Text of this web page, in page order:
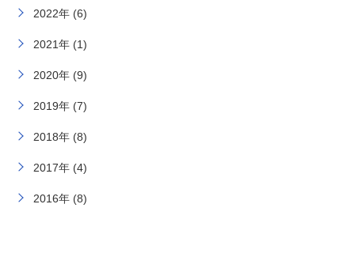
2022年 (6)
2021年 (1)
2020年 (9)
2019年 (7)
2018年 (8)
2017年 (4)
2016年 (8)